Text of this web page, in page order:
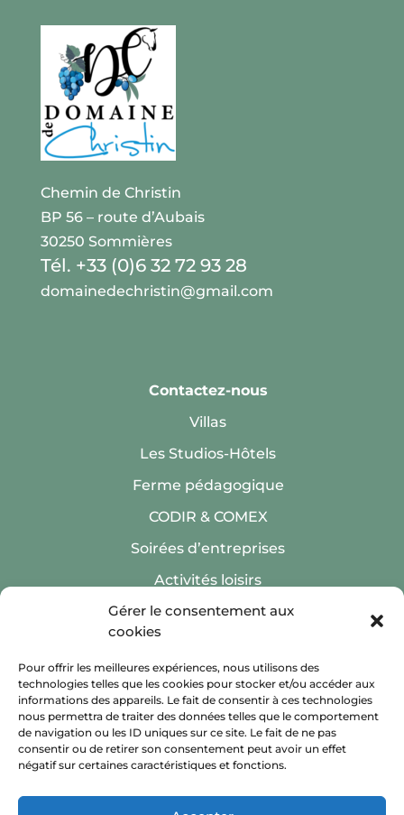
Gérer le consentement aux
cookies
Pour offrir les meilleures expériences, nous utilisons des
technologies telles que les cookies pour stocker et/ou accéder aux
informations des appareils. Le fait de consentir à ces technologies
nous permettra de traiter des données telles que le comportement
de navigation ou les ID uniques sur ce site. Le fait de ne pas
consentir ou de retirer son consentement peut avoir un effet
négatif sur certaines caractéristiques et fonctions.
Chemin de Christin
BP 56 – route d’Aubais
30250 Sommières
Tél. +33 (0)6 32 72 93 28
domainedechristin@gmail.com
Contactez-nous
Villas
Les Studios-Hôtels
Ferme pédagogique
CODIR & COMEX
Soirées d’entreprises
Activités loisirs
Inscription Newsletter